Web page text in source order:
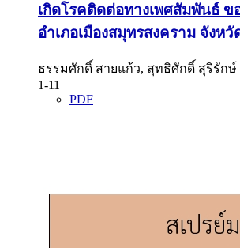
เกิดโรคติดต่อทางเพศสัมพันธ์ ข
อำเภอเมืองสมุทรสงคราม จังห
ธรรมศักดิ์ สายแก้ว, สุทธิศักดิ์ สุริรักษ์
1-11
PDF